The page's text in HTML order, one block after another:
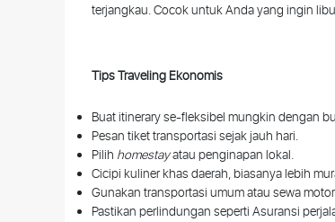
terjangkau.Cocokuntuk Andayang ingin
Tips Traveling Ekonomis
Buat itinerary se-fleksibel mungkin dengan
Pesan tikettransportasi sejakjauh hari.
Pilih homestayatau penginapan lokal.
Cicipi kulinerkhas daerah,biasanyalebih
Gunakan transportasi umumatau sewamotor
Pastikan perlindungan seperti Asuransi